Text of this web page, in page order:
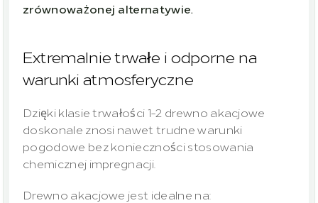
zrównoważonej alternatywie.
Extremalnie trwałe i odporne na
warunki atmosferyczne
Dzięki klasie trwałości 1-2 drewno akacjowe
doskonale znosi nawet trudne warunki
pogodowe bez konieczności stosowania
chemicznej impregnacji.
Drewno akacjowe jest idealne na: